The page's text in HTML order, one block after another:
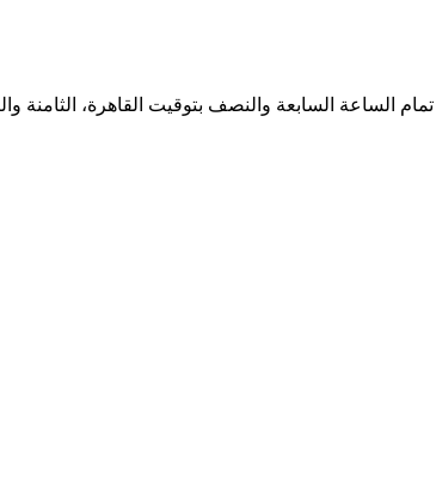
أن يكون موعد مباراة الكويت والإمارات، اليوم الثلاثاء 24 ديسمبر 2024، في تمام